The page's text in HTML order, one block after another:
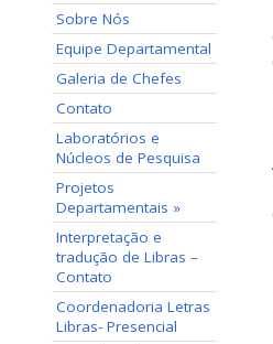
Sobre Nós
Equipe Departamental
Galeria de Chefes
Contato
Laboratórios e
Núcleos de Pesquisa
Projetos
Departamentais »
Interpretação e
tradução de Libras –
Contato
Coordenadoria Letras
Libras- Presencial